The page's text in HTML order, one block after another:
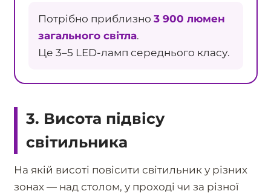
Потрібно приблизно 3 900 люмен
загального світла.
Це 3–5 LED-ламп середнього класу.
3. Висота підвісу
світильника
На якій висоті повісити світильник у різних
зонах — над столом, у проході чи за різної